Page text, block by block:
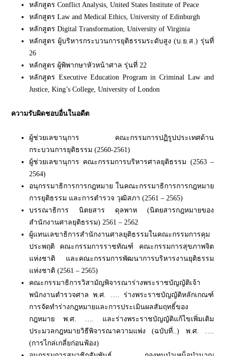
หลักสูตร Conflict Analysis, United States Institute of Peace
หลักสูตร Law and Medical Ethics, University of Edinburgh
หลักสูตร Digital Transformation, University of Virginia
หลักสูตร ผู้บริหารกระบวนการยุติธรรมระดับสูง (บ.ย.ส.) รุ่นที่
26
หลักสูตร ผู้พิพากษาหัวหน้าศาล รุ่นที่ 22
หลักสูตร Executive Education Program in Criminal Law and
Justice, King’s College, University of London
ความรับผิดชอบอื่นในอดีต
ผู้ช่วยเลขานุการ คณะกรรมการปฏิรูปประเทศด้าน
กระบวนการยุติธรรม (2560-2561)
ผู้ช่วยเลขานุการ คณะกรรมการบริหารศาลยุติธรรม (2563 –
2564)
อนุกรรมาธิการการกฎหมาย ในคณะกรรมาธิการการกฎหมาย
การยุติธรรม และการตำรวจ วุฒิสภา (2561 – 2565)
บรรณาธิการ นิตยสาร ดุลพาห (นิตยสารกฎหมายของ
สำนักงานศาลยุติธรรม) 2561 – 2562
ผู้แทนเลขาธิการสำนักงานศาลยุติธรรมในคณะกรรมการคุม
ประพฤติ คณะกรรมการราชทัณฑ์ คณะกรรมการสุขภาพจิต
แห่งชาติ และคณะกรรมการพัฒนาการบริหารงานยุติธรรม
แห่งชาติ (2561 – 2565)
คณะกรรมาธิการวิสามัญพิจารณาร่างพระราชบัญญัติเจ้า
พนักงานตำรวจศาล พ.ศ. …. ร่างพระราชบัญญัติหลักเกณฑ์
การจัดทำร่างกฎหมายและการประเมินผลสัมฤทธิ์ของ
กฎหมาย พ.ศ. …. และร่างพระราชบัญญัติแก้ไขเพิ่มเติม
ประมวลกฎหมายวิธีพิจารณาความแพ่ง (ฉบับที่..) พ.ศ. ….
(การไกล่เกลี่ยก่อนฟ้อง)